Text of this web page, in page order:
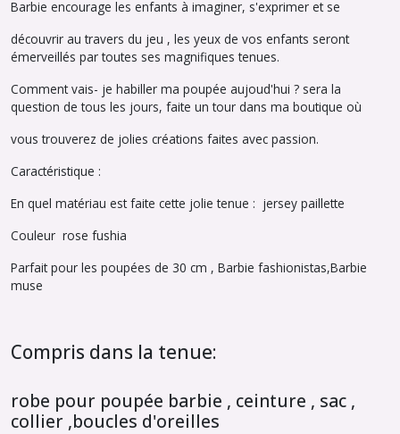
Barbie encourage les enfants à imaginer, s'exprimer et se
découvrir au travers du jeu , les yeux de vos enfants seront
émerveillés par toutes ses magnifiques tenues.
Comment vais- je habiller ma poupée aujoud'hui ? sera la
question de tous les jours, faite un tour dans ma boutique où
vous trouverez de jolies créations faites avec passion.
Caractéristique :
En quel matériau est faite cette jolie tenue : jersey paillette
Couleur rose fushia
Parfait pour les poupées de 30 cm , Barbie fashionistas,Barbie
muse
Compris dans la tenue:
robe pour poupée barbie , ceinture , sac ,
collier ,boucles d'oreilles